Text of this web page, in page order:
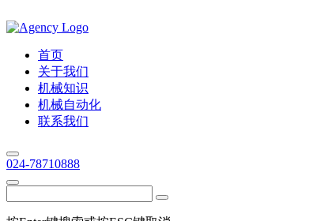
首页
关于我们
机械知识
机械自动化
联系我们
024-78710888